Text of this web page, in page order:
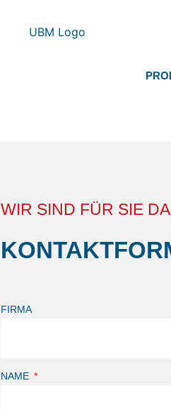
WIR SIND FÜR SIE DA
FIRMA
NAME